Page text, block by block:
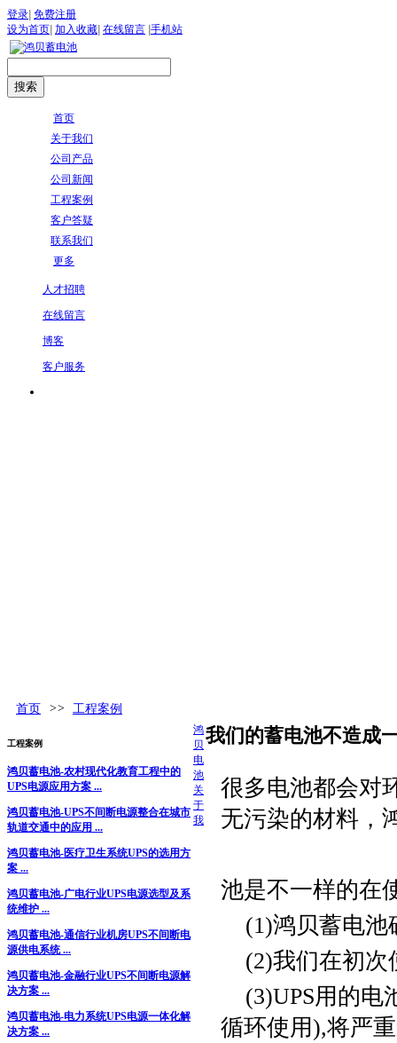
登录 免费注册
设为首页 加入收藏 在线留言 手机站
首页
关于我们
公司产品
公司新闻
工程案例
客户答疑
联系我们
更多
人才招聘
在线留言
博客
客户服务
首页 >> 工程案例
工程案例
鸿贝蓄电池-农村现代化教育工程中的
UPS电源应用方案 ...
鸿贝蓄电池-UPS不间断电源整合在城市
轨道交通中的应用 ...
鸿贝蓄电池-医疗卫生系统UPS的选用方
案 ...
鸿贝蓄电池-广电行业UPS电源选型及系
统维护 ...
鸿贝蓄电池-通信行业机房UPS不间断电
源供电系统 ...
鸿贝蓄电池-金融行业UPS不间断电源解
决方案 ...
鸿贝蓄电池-电力系统UPS电源一体化解
决方案 ...
我们的蓄电池不造成
很多电池都会对
无污染的材料，
池是不一样的在
(1)鸿贝蓄电池
(2)我们在初次
(3)UPS用的电
循环使用),将严
鸿
贝
电
池
关
于
我